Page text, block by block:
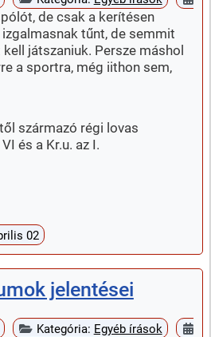
de csak a kerítésen
tűnt, de semmit
játszaniuk. Persze máshol
a sportra, még iithon sem,
származó régi lovas
és a Kr.u. az I.
02
jelentései
Kategória: Egyéb írások